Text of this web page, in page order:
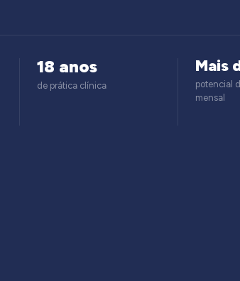
18 anos
de prática clínica
Mais
potencial
mensal